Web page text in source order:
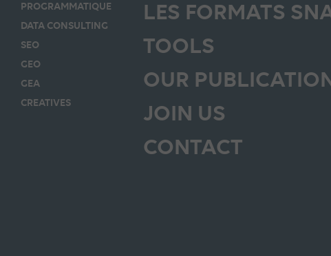
PROGRAMMATIQUE
DATA CONSULTING
SEO
GEO
GEA
CREATIVES
LES FORMATS
TOOLS
OUR
JOIN US
CONTACT